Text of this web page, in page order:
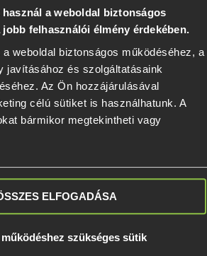
a weboldal biztonságos
jobb felhasználói élmény érdekében.
weboldal biztonságos működéséhez, a
javításához és szolgáltatásaink
Az Ön hozzájárulásával
célú sütiket is használhatunk. A
bármikor megtekintheti vagy
ELFOGADÁSA
működéshez szükséges sütik
korrózióálló bevonattal
távon is stabil alapot
szükség esetén
és újra felhasználhatók, ami
teszi őket.
kihasználni a kerted
gyors, tiszta és
kínál, amellyel